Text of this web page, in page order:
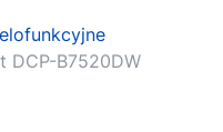
DCP-B7520DW